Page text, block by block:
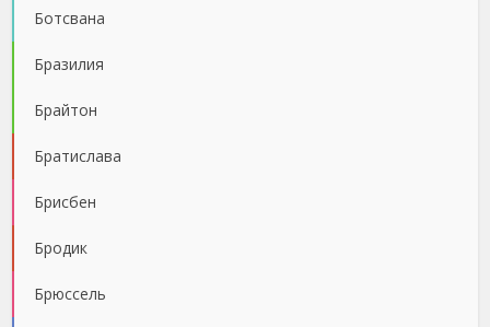
Ботсвана
Бразилия
Брайтон
Братислава
Брисбен
Бродик
Брюссель